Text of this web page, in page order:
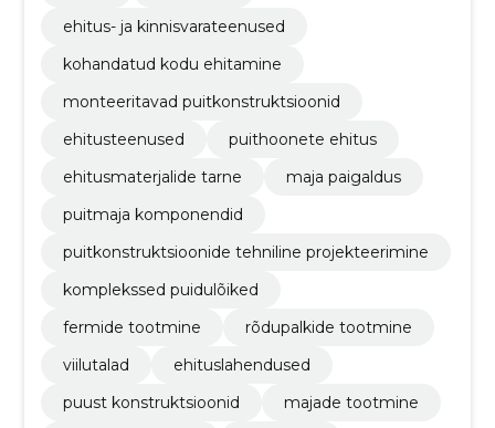
ehitus- ja kinnisvarateenused
kohandatud kodu ehitamine
monteeritavad puitkonstruktsioonid
ehitusteenused
puithoonete ehitus
ehitusmaterjalide tarne
maja paigaldus
puitmaja komponendid
puitkonstruktsioonide tehniline projekteerimine
komplekssed puidulõiked
fermide tootmine
rõdupalkide tootmine
viilutalad
ehituslahendused
puust konstruktsioonid
majade tootmine